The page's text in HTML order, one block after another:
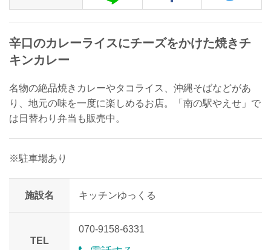
辛口のカレーライスにチーズをかけた焼きチ
キンカレー
名物の絶品焼きカレーやタコライス、沖縄そばなどがあ
り、地元の味を一度に楽しめるお店。「南の駅やえせ」で
は日替わり弁当も販売中。
※駐車場あり
施設名 キッチンゆっくる
TEL
070-9158-6331